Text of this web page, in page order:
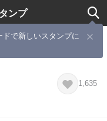
ンプ
ドで新しいスタンプに
2
1,635